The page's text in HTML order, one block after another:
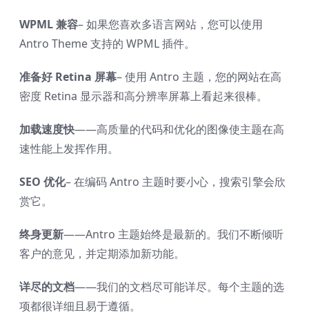
WPML 兼容– 如果您喜欢多语言网站，您可以使用
Antro Theme 支持的 WPML 插件。
准备好 Retina 屏幕– 使用 Antro 主题，您的网站在高
密度 Retina 显示器和高分辨率屏幕上看起来很棒。
加载速度快——高质量的代码和优化的图像使主题在高
速性能上发挥作用。
SEO 优化– 在编码 Antro 主题时要小心，搜索引擎会欣
赏它。
终身更新——Antro 主题始终是最新的。我们不断倾听
客户的意见，并定期添加新功能。
详尽的文档——我们的文档尽可能详尽。每个主题的选
项都很详细且易于遵循。